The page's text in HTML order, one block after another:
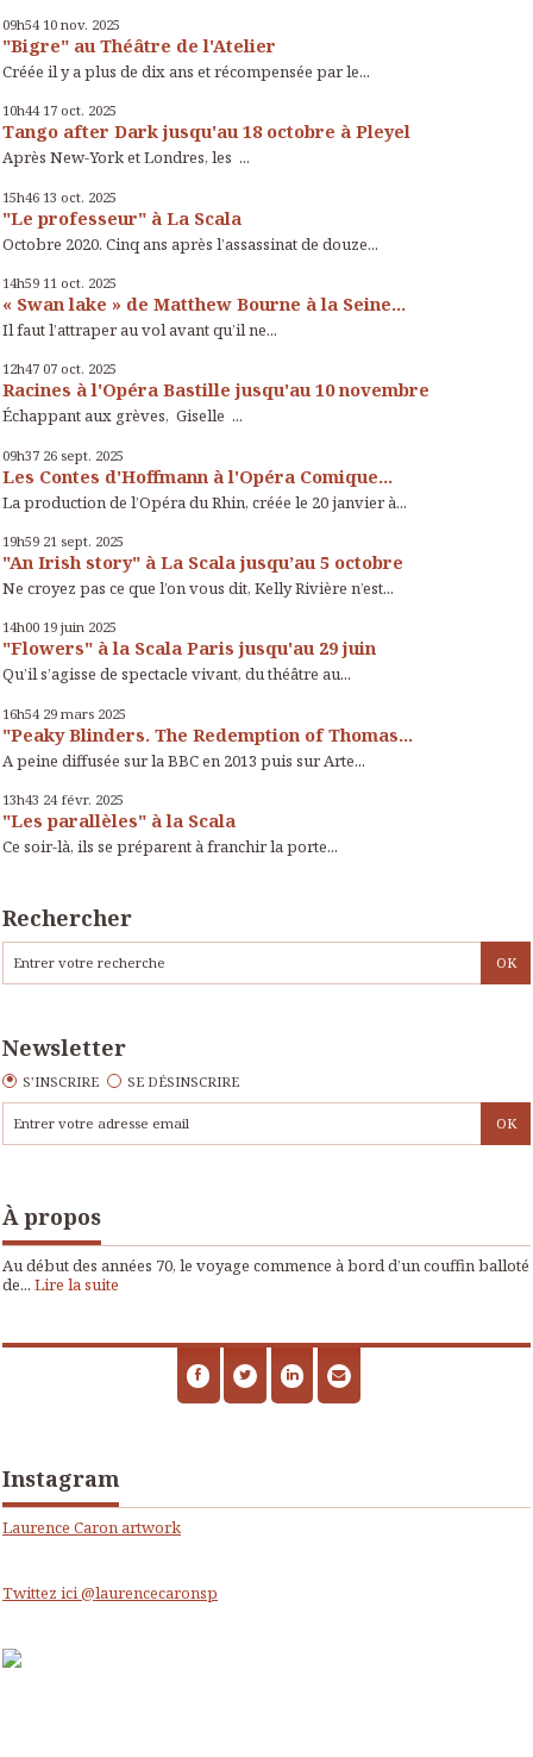
09h54 10 nov. 2025
"Bigre" au Théâtre de l'Atelier
Créée il y a plus de dix ans et récompensée par le...
10h44 17 oct. 2025
Tango after Dark jusqu'au 18 octobre à Pleyel
Après New-York et Londres, les ...
15h46 13 oct. 2025
"Le professeur" à La Scala
Octobre 2020. Cinq ans après l’assassinat de douze...
14h59 11 oct. 2025
« Swan lake » de Matthew Bourne à la Seine...
Il faut l’attraper au vol avant qu’il ne...
12h47 07 oct. 2025
Racines à l'Opéra Bastille jusqu'au 10 novembre
Échappant aux grèves, Giselle ...
09h37 26 sept. 2025
Les Contes d'Hoffmann à l'Opéra Comique...
La production de l’Opéra du Rhin, créée le 20 janvier à...
19h59 21 sept. 2025
"An Irish story" à La Scala jusqu’au 5 octobre
Ne croyez pas ce que l’on vous dit, Kelly Rivière n’est...
14h00 19 juin 2025
"Flowers" à la Scala Paris jusqu'au 29 juin
Qu’il s’agisse de spectacle vivant, du théâtre au...
16h54 29 mars 2025
"Peaky Blinders. The Redemption of Thomas...
A peine diffusée sur la BBC en 2013 puis sur Arte...
13h43 24 févr. 2025
"Les parallèles" à la Scala
Ce soir-là, ils se préparent à franchir la porte...
Rechercher
Newsletter
S'INSCRIRE SE DÉSINSCRIRE
À propos
Au début des années 70, le voyage commence à bord d’un couffin balloté
de... Lire la suite
Instagram
Laurence Caron artwork
Twittez ici @laurencecaronsp